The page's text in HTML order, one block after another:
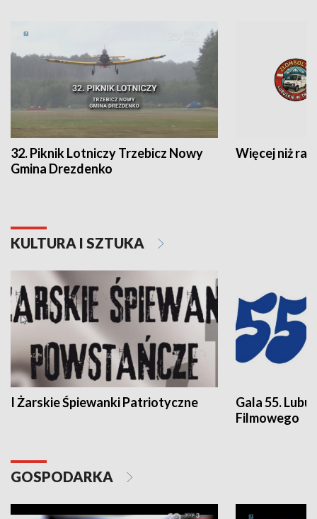
32. Piknik Lotniczy Trzebicz Nowy
Gmina Drezdenko
Więcej niż rajd
KULTURA I SZTUKA
I Żarskie Śpiewanki Patriotyczne
Gala 55.
Filmowego
GOSPODARKA